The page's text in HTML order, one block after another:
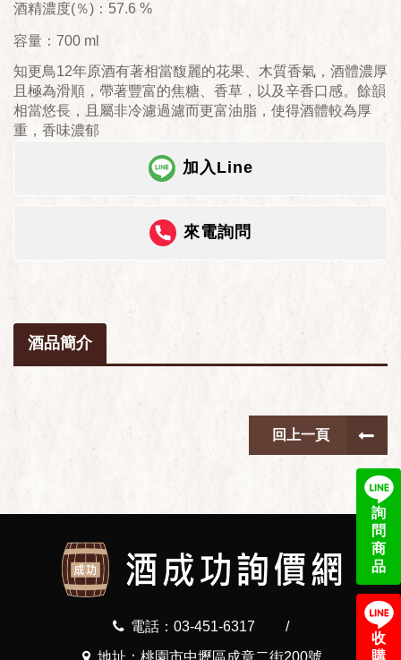
詢
問
商
品
收
購
酒精濃度(％)：57.6 %
容量：700 ml
知更鳥12年原酒有著相當馥麗的花果、木質香氣，酒體濃厚
且極為滑順，帶著豐富的焦糖、香草，以及辛香口感。餘韻
相當悠長，且屬非冷濾過濾而更富油脂，使得酒體較為厚
重，香味濃郁
加入Line
來電詢問
酒品簡介
回上一頁
電話：03-451-6317
/
地址：桃園市中壢區成章二街200號